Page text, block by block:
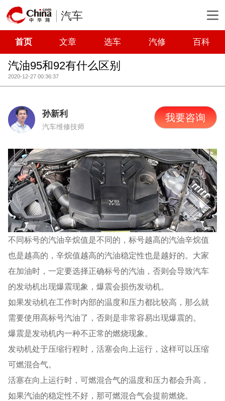
汽车
首页 文章 选车 汽修 百科
汽油95和92有什么区别
2020-12-27 00:36:37
孙新利
汽车维修技师
我要咨询
不同标号的汽油辛烷值是不同的，标号越高的汽油辛烷值
也是越高的，辛烷值越高的汽油稳定性也是越好的。大家
在加油时，一定要选择正确标号的汽油，否则会导致汽车
的发动机出现爆震现象，爆震会损伤发动机。
如果发动机在工作时内部的温度和压力都比较高，那么就
需要使用高标号汽油了，否则是非常容易出现爆震的。
爆震是发动机内一种不正常的燃烧现象。
发动机处于压缩行程时，活塞会向上运行，这样可以压缩
可燃混合气。
活塞在向上运行时，可燃混合气的温度和压力都会升高，
如果汽油的稳定性不好，那可燃混合气会提前燃烧。